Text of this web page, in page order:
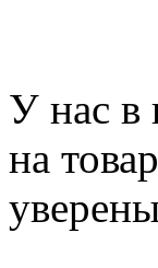
У нас в
на